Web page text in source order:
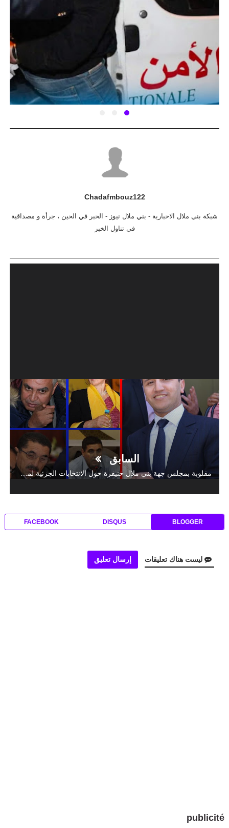
Chadafmbouz122
شبكة بني ملال الاخبارية - بني ملال نيوز - الخبر في الحين ، جرأة و مصداقية
في تناول الخبر
السابق
مقلوبة بمجلس جهة بني ملال خنيفرة حول الانتخابات الجزئية لمجلس المستشارين و حليمة العسالي اقوى المرشحين والعلافي يخرج من الفريق الحركي
BLOGGER
DISQUS
FACEBOOK
ليست هناك تعليقات إرسال تعليق
publicité